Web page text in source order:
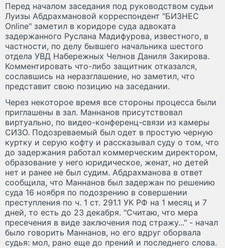
Перед началом заседания под руководством судьи
Луизы Абдрахмановой корреспондент "БИЗНЕC
Online" заметил в коридоре суда адвоката
задержанного Руслана Мадифурова, известного, в
частности, по делу бывшего начальника шестого
отдела УВД Набережных Челнов Даниля Закирова.
Комментировать что-либо защитник отказался,
сославшись на неразглашение, но заметил, что
представит свою позицию на заседании.
Через некоторое время все стороны процесса были
приглашены в зал. Маннанов присутствовал
виртуально, по видео-конференц-связи из камеры
СИЗО. Подозреваемый был одет в простую черную
куртку и серую кофту и рассказывал суду о том, что
до задержания работал коммерческим директором,
образование у него юридическое, женат, но детей
нет и ранее не был судим. Абдрахманова в ответ
сообщила, что Маннанов был задержан по решению
суда 16 ноября по подозрению в совершении
преступления по ч. 1 ст. 291.1 УК РФ на 1 месяц и 7
дней, то есть до 23 декабря. "Считаю, что мера
пресечения в виде заключения под стражу..." - начал
было говорить Маннанов, но его вдруг оборвала
судья: мол, рано еще до прений и последнего слова.